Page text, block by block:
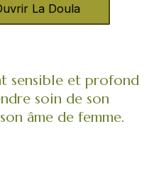
La Doula
sensible et profond
soin de son
âme de femme.